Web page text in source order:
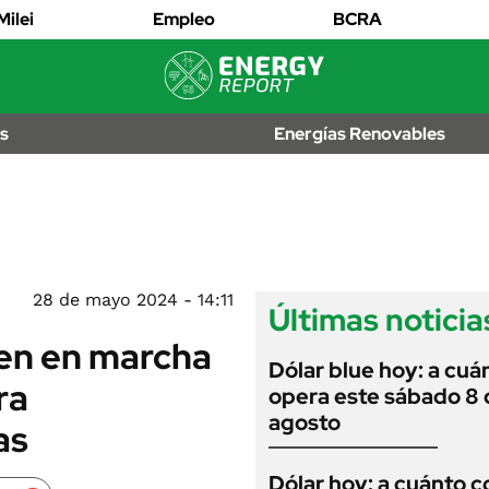
Empleo BCRA
EDICTOS
JUDICIALES
Energías Renovables
28 de mayo 2024 - 14:11
en marcha
Últimas
Dólar blue hoy: a
opera este sábado 8
agosto